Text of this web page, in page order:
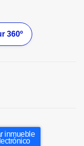
360º
inmueble